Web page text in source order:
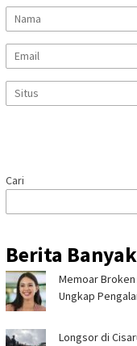
Cari
Berita
Memoar
Ungkap
Longsor di